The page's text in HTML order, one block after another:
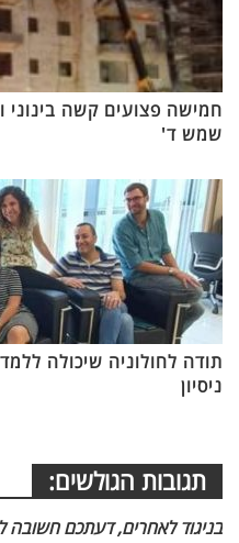
חמישה פצועים קשה
שמש ד'
תודה לחולוניה שיכולה
ניסיון
תגובות הגולשים:
בניגוד לאחרים, דעתכם חשובה